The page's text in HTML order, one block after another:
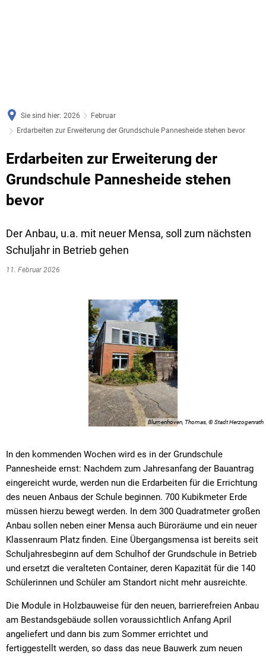
Sie sind hier: 2026
Februar
Erdarbeiten zur Erweiterung der Grundschule Pannesheide stehen bevor
Erdarbeiten zur Erweiterung der
Grundschule Pannesheide stehen
bevor
Der Anbau, u.a. mit neuer Mensa, soll zum nächsten
Schuljahr in Betrieb gehen
11. Februar 2026
Blumenhoven, Thomas, © Stadt Herzogenrath
In den kommenden Wochen wird es in der Grundschule
Pannesheide ernst: Nachdem zum Jahresanfang der Bauantrag
eingereicht wurde, werden nun die Erdarbeiten für die Errichtung
des neuen Anbaus der Schule beginnen. 700 Kubikmeter Erde
müssen hierzu bewegt werden. In dem 300 Quadratmeter großen
Anbau sollen neben einer Mensa auch Büroräume und ein neuer
Klassenraum Platz finden. Eine Übergangsmensa ist bereits seit
Schuljahresbeginn auf dem Schulhof der Grundschule in Betrieb
und ersetzt die veralteten Container, deren Kapazität für die 140
Schülerinnen und Schüler am Standort nicht mehr ausreichte.
Die Module in Holzbauweise für den neuen, barrierefreien Anbau
am Bestandsgebäude sollen voraussichtlich Anfang April
angeliefert und dann bis zum Sommer errichtet und
fertiggestellt werden, so dass das neue Bauwerk zum neuen